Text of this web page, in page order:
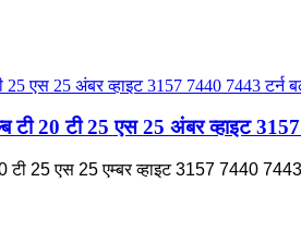
टी 20 टी 25 एस 25 अंबर व्हाइट
टी 25 एस 25 एम्बर व्हाइट 3157 7440 7443